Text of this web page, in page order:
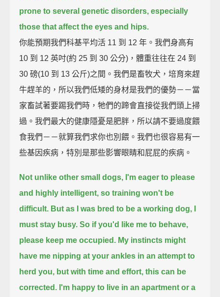
prone to several genetic disorders, especially
those that affect the eyes and hips.
你能預期我們科基平均活 11 到 12 年。我們身高有
10 到 12 英吋(約 25 到 30 公分)，體重往往在 24 到
30 磅(10 到 13 公斤)之間。我們是畜牧犬，培育來趕
牛趕羊的，所以我們低矮的身材是我們的優勢－－當
家畜試著要踢我們時，牠們的蹄會直接從我們頭上掃
過。我們最大的健康隱憂是肥胖，所以請不要過度餵
食我們－－就算我們求你也別餵。我們也很容易有一
些基因疾病，特別是那些影響眼睛和屁屁的疾病。
Not unlike other small dogs, I'm eager to please
and highly intelligent, so training won't be
difficult. But as I was bred to be a working dog, I
must stay busy. So if you'd like me to behave,
please keep me occupied. My instincts might
have me nipping at your ankles in an attempt to
herd you, but with time and effort, this can be
corrected. I'm happy to live in an apartment or a